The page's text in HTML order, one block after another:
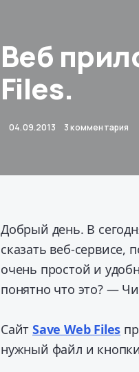
Веб
Files.
04.09.2013 3 комментария
Добрый день. В
сказать веб-сервисе,
очень простой и
понятно что это? —
Сайт Save Web Files
нужный файл и